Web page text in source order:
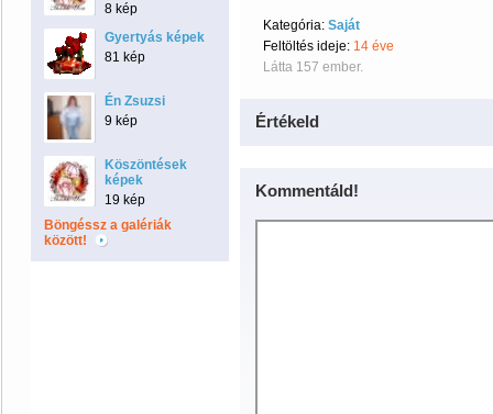
8 kép
Gyertyás képek
81 kép
Én Zsuzsi
9 kép
Köszöntések
képek
19 kép
Böngéssz a galériák
között!
Kategória: Saját
Feltöltés ideje: 14 éve
Látta 157 ember.
Értékeld
Kommentáld!